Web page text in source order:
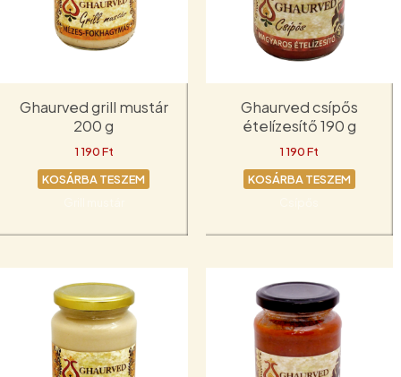
Ghaurved grill mustár
200 g
1 190Ft
KOSÁRBA TESZEM
Ghaurved csípős
ételízesítő 190 g
1 190Ft
KOSÁRBA TESZEM